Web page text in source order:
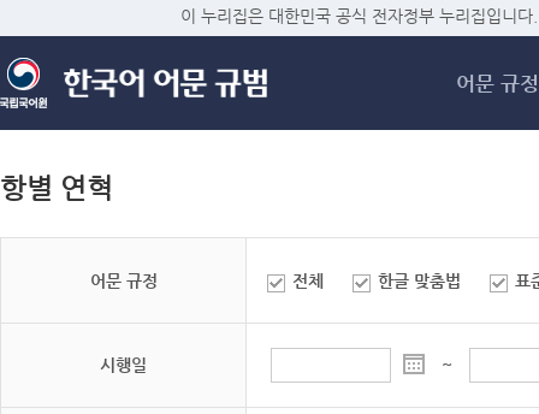
메
이 누리집은 대한민국 공식 전자정부 누리집입니다.
어문 규정
항별 연혁
어문 규정 전체 한글 맞춤법 표
시행일 ~